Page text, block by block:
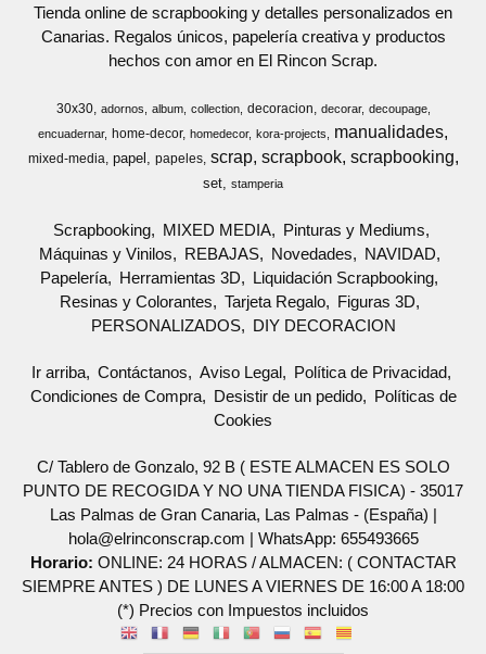
Tienda online de scrapbooking y detalles personalizados en
Canarias. Regalos únicos, papelería creativa y productos
hechos con amor en El Rincon Scrap.
30x30 adornos album collection decoracion decorar
decoupage
encuadernar
home-decor homedecor kora-projects manualidades
mixed-media papel papeles scrap scrapbook scrapbooking
set stamperia
Scrapbooking MIXED MEDIA
Pinturas y Mediums
Máquinas y Vinilos
REBAJAS Novedades
NAVIDAD
Papelería
Herramientas 3D
Liquidación Scrapbooking
Resinas y Colorantes
Tarjeta Regalo
Figuras 3D
PERSONALIZADOS
DIY DECORACION
Ir arriba Contáctanos Aviso Legal
Política de Privacidad
Condiciones de Compra
Desistir de un pedido
Políticas de
Cookies
C/ Tablero de Gonzalo, 92 B ( ESTE ALMACEN ES SOLO
PUNTO DE RECOGIDA Y NO UNA TIENDA FISICA) - 35017
Las Palmas de Gran Canaria, Las Palmas - (España) |
hola@elrinconscrap.com | WhatsApp: 655493665
Horario: ONLINE: 24 HORAS / ALMACEN: ( CONTACTAR
SIEMPRE ANTES ) DE LUNES A VIERNES DE 16:00 A 18:00
(*) Precios con Impuestos incluidos